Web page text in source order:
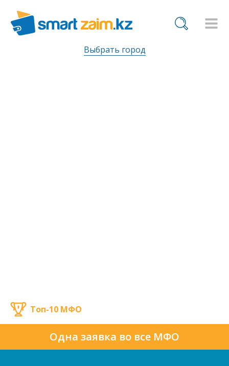
Выбрать город
Одна заявка во все МФО
Топ-10 МФО